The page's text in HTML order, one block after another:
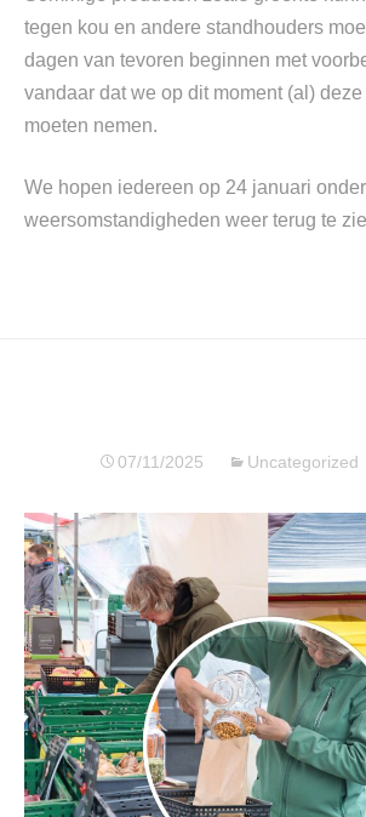
tegen kou en andere standhouders
dagen van tevoren beginnen met
vandaar dat we op dit moment (al)
moeten nemen.
We hopen iedereen op 24 januari
weersomstandigheden weer terug te
07/11/2025 Uncategorized